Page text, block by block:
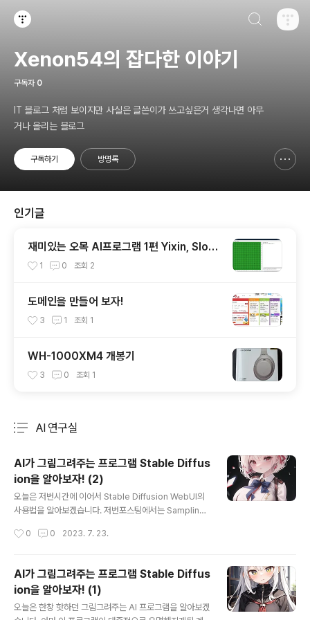
Xenon54의 잡다한 이야기
구독자 0
IT 블로그 처럼 보이지만 사실은 글쓴이가 쓰고싶은거 생각나면 아무
거나 올리는 블로그
구독하기 방명록
인기글
재미있는 오목 AI프로그램 1편 Yixin, Slow
Ranj (Piskvork 설정방법 포함)
1 0 조회 2
도메인을 만들어 보자!
3 1 조회 1
WH-1000XM4 개봉기
3 0 조회 1
AI 연구실
AI가 그림그려주는 프로그램 Stable Diffus
ion을 알아보자! (2)
오늘은 저번시간에 이어서 Stable Diffusion WebUI의
사용법을 알아보겠습니다. 저번포스팅에서는 Sampling
뉴들을 좀 알아보겠습니다. 먼저 다음 3개의 기능입니다.
중 Restore faces부터 알아보겠습니다. 이 기능은 말 그
대로 얼굴을 보정해주는 기능입니다. 간단한 예시를 보여
드리겠습니다. 여기 기본이 되는 그림이 있습니다. 이 그림
같은경우 캐릭터가 상대적으로 크게 그려진 그림은 아니다
0 0 2023. 7. 23.
AI가 그림그려주는 프로그램 Stable Diffus
ion을 알아보자! (1)
오늘은 한창 핫하던 그림그려주는 AI 프로그램을 알아보겠